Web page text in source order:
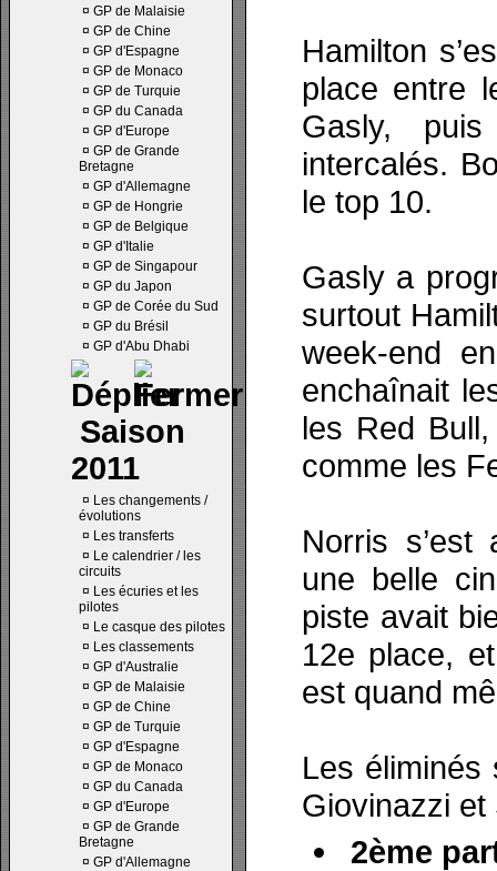
¤ GP de Malaisie
¤ GP de Chine
¤ GP d'Espagne
¤ GP de Monaco
¤ GP de Turquie
¤ GP du Canada
¤ GP d'Europe
¤ GP de Grande
Bretagne
¤ GP d'Allemagne
¤ GP de Hongrie
¤ GP de Belgique
¤ GP d'Italie
¤ GP de Singapour
¤ GP du Japon
¤ GP de Corée du Sud
¤ GP du Brésil
¤ GP d'Abu Dhabi
Saison
2011
¤ Les changements /
évolutions
¤ Les transferts
¤ Le calendrier / les
circuits
¤ Les écuries et les
pilotes
¤ Le casque des pilotes
¤ Les classements
¤ GP d'Australie
¤ GP de Malaisie
¤ GP de Chine
¤ GP de Turquie
¤ GP d'Espagne
¤ GP de Monaco
¤ GP du Canada
¤ GP d'Europe
¤ GP de Grande
Bretagne
¤ GP d'Allemagne
Hamilton
place entre
Gasly,
intercalés.
le top 10.
Gasly a
surtout
week-end
enchaînait
les Red
comme les
Norris
une belle
piste avait
12e place,
est quand
Les éliminés
Giovinazzi et
2ème